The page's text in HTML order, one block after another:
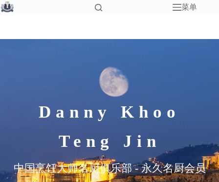
菜单
Danny Khoo
Teng Jin
中国烹饪大师名厨俱乐部 - 永久名厨会员